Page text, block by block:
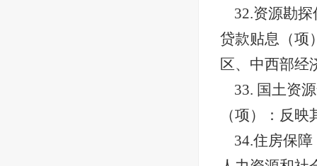
32.资源勘
贷款贴息（项
区、中西部经
33. 国土资
（项）：反
34.住房保